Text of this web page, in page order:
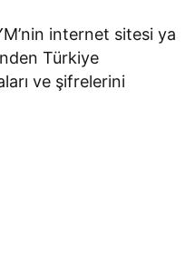
internet sitesi ya
Türkiye
ve şifrelerini